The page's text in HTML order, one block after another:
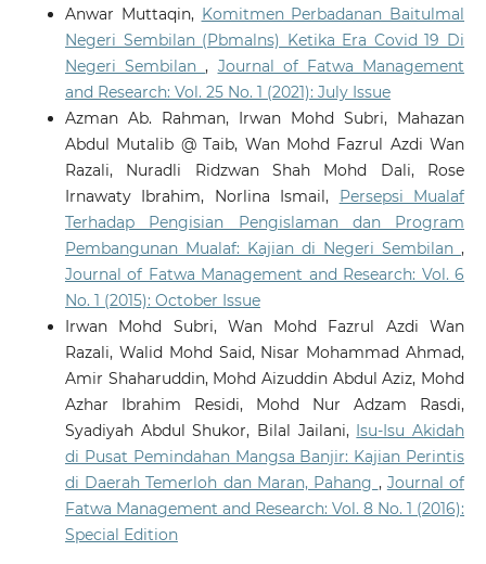
Anwar Muttaqin, Komitmen Perbadanan Baitulmal
Negeri Sembilan (Pbmalns) Ketika Era Covid 19 Di
Negeri Sembilan, Journal of Fatwa Management
and Research: Vol. 25 No. 1 (2021): July Issue
Azman Ab. Rahman, Irwan Mohd Subri, Mahazan
Abdul Mutalib @ Taib, Wan Mohd Fazrul Azdi Wan
Razali, Nuradli Ridzwan Shah Mohd Dali, Rose
Irnawaty Ibrahim, Norlina Ismail, Persepsi Mualaf
Terhadap Pengisian Pengislaman dan Program
Pembangunan Mualaf: Kajian di Negeri Sembilan,
Journal of Fatwa Management and Research: Vol. 6
No. 1 (2015): October Issue
Irwan Mohd Subri, Wan Mohd Fazrul Azdi Wan
Razali, Walid Mohd Said, Nisar Mohammad Ahmad,
Amir Shaharuddin, Mohd Aizuddin Abdul Aziz, Mohd
Azhar Ibrahim Residi, Mohd Nur Adzam Rasdi,
Syadiyah Abdul Shukor, Bilal Jailani, Isu-Isu Akidah
di Pusat Pemindahan Mangsa Banjir: Kajian Perintis
di Daerah Temerloh dan Maran, Pahang , Journal of
Fatwa Management and Research: Vol. 8 No. 1 (2016):
Special Edition